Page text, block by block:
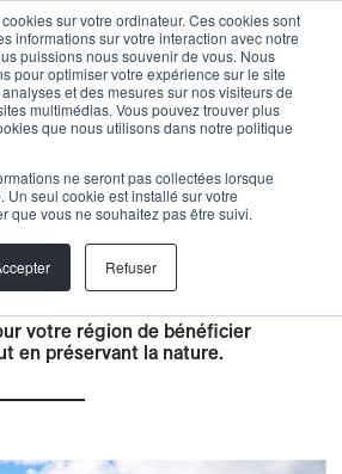
sur votre ordinateur. Ces cookies sont
informations sur votre interaction avec notre
puissions nous souvenir de vous. Nous
pour optimiser votre expérience sur le site
et des mesures sur nos visiteurs de
multimédias. Vous pouvez trouver plus
que nous utilisons dans notre politique
ne seront pas collectées lorsque
Un seul cookie est installé sur votre
que vous ne souhaitez pas être suivi.
Refuser
Menu
D'INVESTIR DANS
VTT
plein essor : il combine tendances
nature et mobilité durable - une
votre région de bénéficier
en préservant la nature.